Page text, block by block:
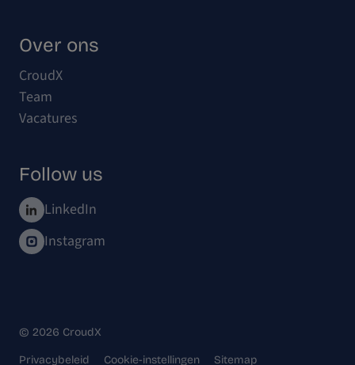
Over ons
CroudX
Team
Vacatures
Follow us
LinkedIn
Instagram
© 2026 CroudX
Privacybeleid Cookie-instellingen Sitemap